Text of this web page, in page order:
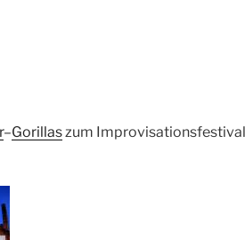
–Gorillaszum Improvisationsfestival